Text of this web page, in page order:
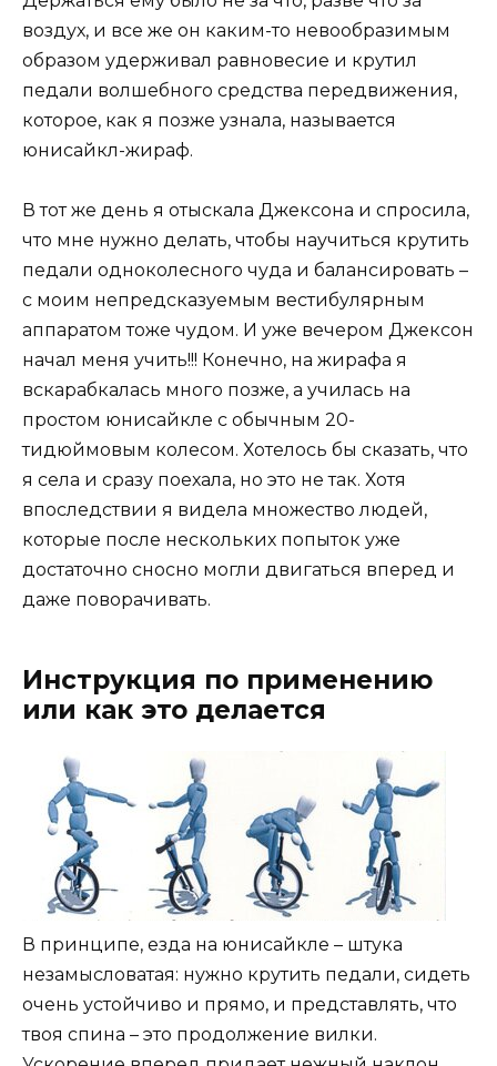
воздух, и все же он каким-то невообразимым
образом удерживал равновесие и крутил
педали волшебного средства передвижения,
которое, как я позже узнала, называется
юнисайкл-жираф.
В тот же день я отыскала Джексона и спросила,
что мне нужно делать, чтобы научиться крутить
педали одноколесного чуда и балансировать –
с моим непредсказуемым вестибулярным
аппаратом тоже чудом. И уже вечером Джексон
начал меня учить!!! Конечно, на жирафа я
вскарабкалась много позже, а училась на
простом юнисайкле с обычным 20-
тидюймовым колесом. Хотелось бы сказать, что
я села и сразу поехала, но это не так. Хотя
впоследствии я видела множество людей,
которые после нескольких попыток уже
достаточно сносно могли двигаться вперед и
даже поворачивать.
Инструкция по применению
или как это делается
В принципе, езда на юнисайкле – штука
незамысловатая: нужно крутить педали, сидеть
очень устойчиво и прямо, и представлять, что
твоя спина – это продолжение вилки.